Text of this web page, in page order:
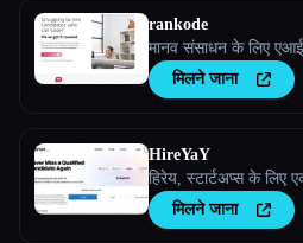
rankode
मानव संसाधन के लिए
मिलने जाना
HireYaY
हिरेय, स्टार्टअप्स के लिए
मिलने जाना